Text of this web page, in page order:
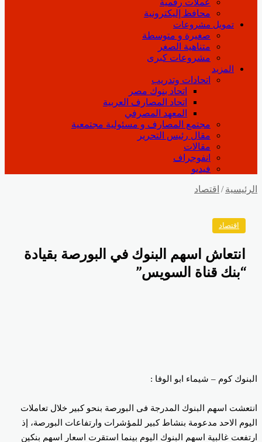
عملات رقمية
محافظ إليكترونية
تمويل مشروعات
صغيرة و متوسطة
متناهية الصغر
مشروعات كبرى
المزيد
اتحادات وتدريب
اتحاد بنوك مصر
اتحاد المصارف العربية
المعهد المصرفي
مجتمع المصارف و مسئولية مجتمعية
مقال رئيس التحرير
مقالات
انفوجراف
فيديو
/اقتصاد
اقتصاد
انتعاش اسهم البنوك في البورصة بقيادة
“بنك قناة السويس”
كوم – شيماء ابو الوفا :
اسهم البنوك المدرجة فى البورصة بنحو كبير خلال تعاملات
الاحد مدعومة بنشاط كبير للمؤشرات وارتفاعات البورصة، إذ
غالبية اسهم البنوك اليوم بينما استقرت اسعار اسهم بنكين